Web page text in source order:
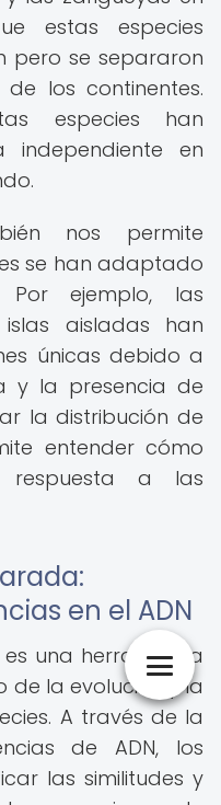
estas especies
pero se separaron
los continentes.
especies han
independiente en
nos permite
se han adaptado
ejemplo, las
aisladas han
únicas debido a
y la presencia de
la distribución de
entender cómo
respuesta a las
en el ADN
una herramienta
de la evolución y la
A través de la
de ADN, los
las similitudes y